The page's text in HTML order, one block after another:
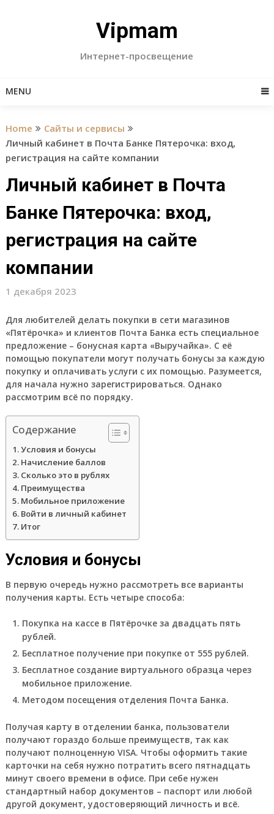
Vipmam
Интернет-просвещение
MENU
Home
Сайты и сервисы
Личный кабинет в Почта Банке Пятерочка: вход,
регистрация на сайте компании
Личный кабинет в Почта
Банке Пятерочка: вход,
регистрация на сайте
компании
1 декабря 2023
Для любителей делать покупки в сети магазинов
«Пятёрочка» и клиентов Почта Банка есть специальное
предложение – бонусная карта «Выручайка». С её
помощью покупатели могут получать бонусы за каждую
покупку и оплачивать услуги с их помощью. Разумеется,
для начала нужно зарегистрироваться. Однако
рассмотрим всё по порядку.
Содержание
Условия и бонусы
Начисление баллов
Сколько это в рублях
Преимущества
Мобильное приложение
Войти в личный кабинет
Итог
Условия и бонусы
В первую очередь нужно рассмотреть все варианты
получения карты. Есть четыре способа:
Покупка на кассе в Пятёрочке за двадцать пять
рублей.
Бесплатное получение при покупке от 555 рублей.
Бесплатное создание виртуального образца через
мобильное приложение.
Методом посещения отделения Почта Банка.
Получая карту в отделении банка, пользователи
получают гораздо больше преимуществ, так как
получают полноценную VISA. Чтобы оформить такие
карточки на себя нужно потратить всего пятнадцать
минут своего времени в офисе. При себе нужен
стандартный набор документов – паспорт или любой
другой документ, удостоверяющий личность и всё.